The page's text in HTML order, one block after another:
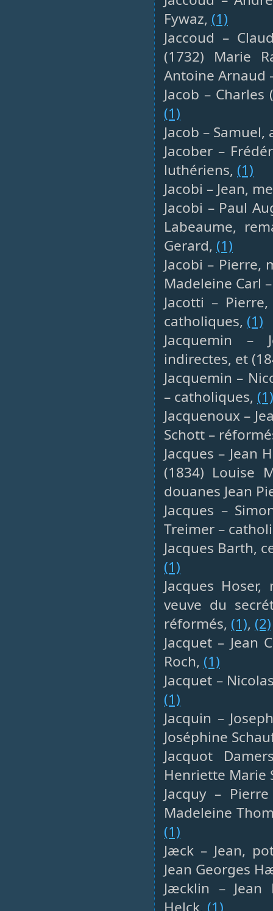
Fywaz, (1)
Jaccoud –
(1732) Marie
Antoine Arnaud
Jacob –
(1)
Jacob –
Jacober –
luthériens, (1)
Jacobi – Jean,
Jacobi – Paul
Labeaume,
Gerard, (1)
Jacobi – Pierre,
Madeleine Carl
Jacotti –
catholiques, (1)
Jacquemin –
indirectes, et
Jacquemin –
– catholiques, (1)
Jacquenoux –
Schott –
Jacques – Jean
(1834) Louise
douanes Jean
Jacques –
Treimer –
Jacques Barth,
(1)
Jacques
veuve du
réformés, (1), (2)
Jacquet – Jean
Roch, (1)
Jacquet –
(1)
Jacquin –
Joséphine
Jacquot
Henriette Marie
Jacquy –
Madeleine
(1)
Jæck – Jean,
Jean Georges
Jæcklin – Jean
Helck, (1)